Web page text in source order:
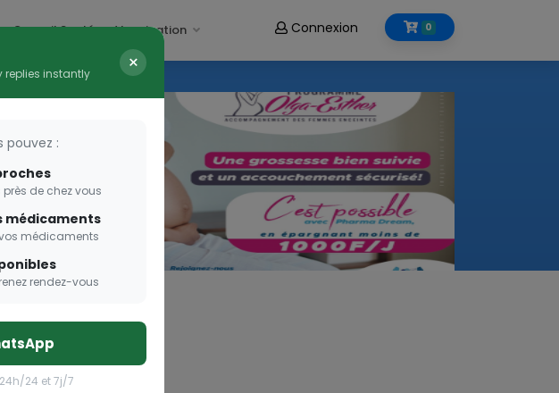
Conseil Santé Vaccination 0
Connexion
replies instantly ×
pouvez :
de chez vous
médicaments
médicaments
rendez-vous
24 et 7j/7